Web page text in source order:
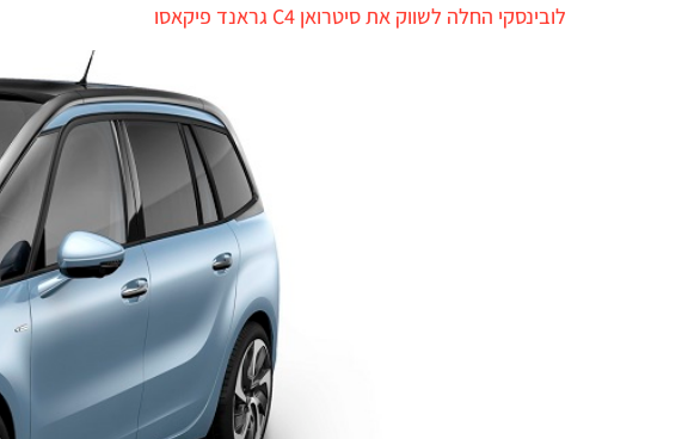
לובינסקי החלה לשווק את סיטרואן C4 גראנד פיקאסו